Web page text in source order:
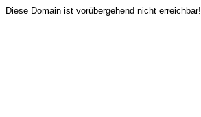
Diese Domain ist vorübergehend nicht erreichbar!